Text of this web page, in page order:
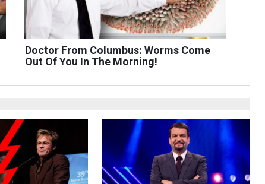
Doctor From Columbus: Worms Come
Out Of You In The Morning!